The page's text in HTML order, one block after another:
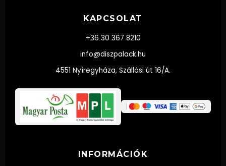
KAPCSOLAT
+36 30 367 8210
info@diszpalack.hu
4551 Nyíregyháza, Szállási út 16/A.
INFORMÁCIÓK